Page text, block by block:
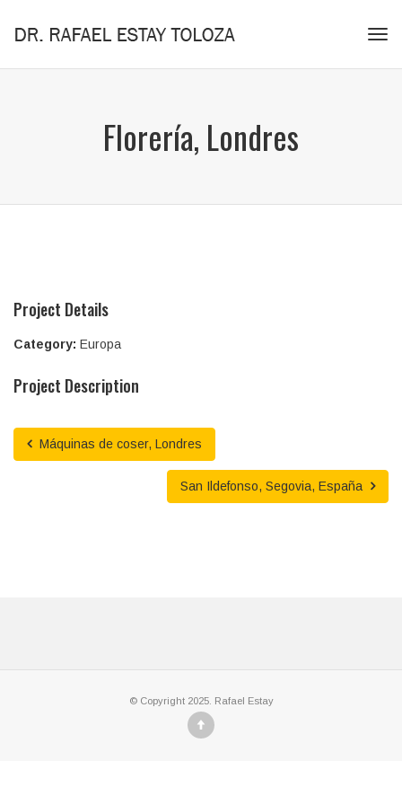
Florería, Londres
Project Details
Category: Europa
Project Description
Máquinas de coser, Londres
San Ildefonso, Segovia, España
© Copyright 2025. Rafael Estay